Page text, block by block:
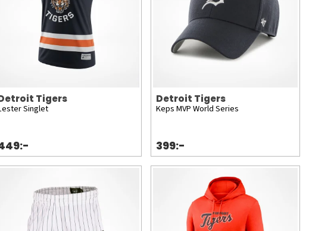
Tigers
Singlet
Detroit Tigers
Keps MVP World Series
399:-